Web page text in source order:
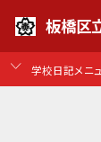
板橋区
学校日記メニ